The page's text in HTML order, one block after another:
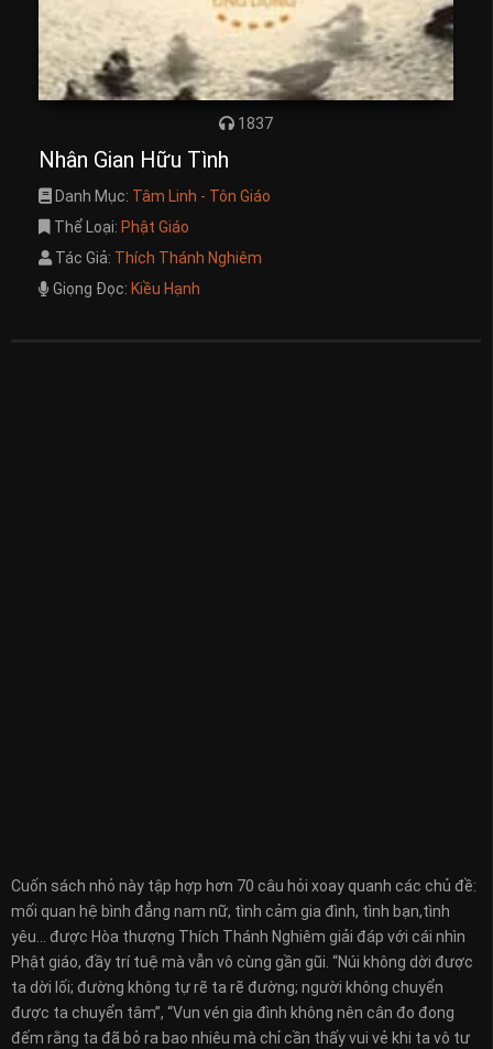
1837
Nhân Gian Hữu Tình
Danh Mục: Tâm Linh - Tôn Giáo
Thể Loại: Phật Giáo
Tác Giả: Thích Thánh Nghiêm
Giọng Đọc: Kiều Hạnh
Cuốn sách nhỏ này tập hợp hơn 70 câu hỏi xoay quanh các chủ đề:
mối quan hệ bình đẳng nam nữ, tình cảm gia đình, tình bạn,tình
yêu… được Hòa thượng Thích Thánh Nghiêm giải đáp với cái nhìn
Phật giáo, đầy trí tuệ mà vẫn vô cùng gần gũi. “Núi không dời được
ta dời lối; đường không tự rẽ ta rẽ đường; người không chuyển
được ta chuyển tâm”, “Vun vén gia đình không nên cân đo đong
đếm rằng ta đã bỏ ra bao nhiêu mà chỉ cần thấy vui vẻ khi ta vô tư